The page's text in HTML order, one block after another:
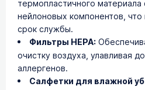
термопластичного
нейлоновых компонентов, что
срок службы.
Фильтры HEPA:
очистку воздуха, улавливая
аллергенов.
Салфетки для влажной